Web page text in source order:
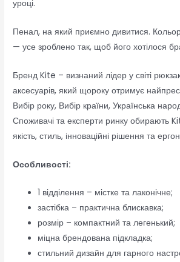
уроці.
Пенал, на який приємно дивитися.
— усе зроблено так, щоб його хотілося
Бренд Kite – визнаний лідер у світі
аксесуарів, який щороку отримує
Вибір року, Вибір країни, Українська
Споживачі та експерти ринку обирають
якість, стиль, інноваційні рішення та
Особливості:
1 відділення – містке та лаконічне;
застібка – практична блискавка;
розмір – компактний та легенький;
міцна брендована підкладка;
стильний дизайн для гарного